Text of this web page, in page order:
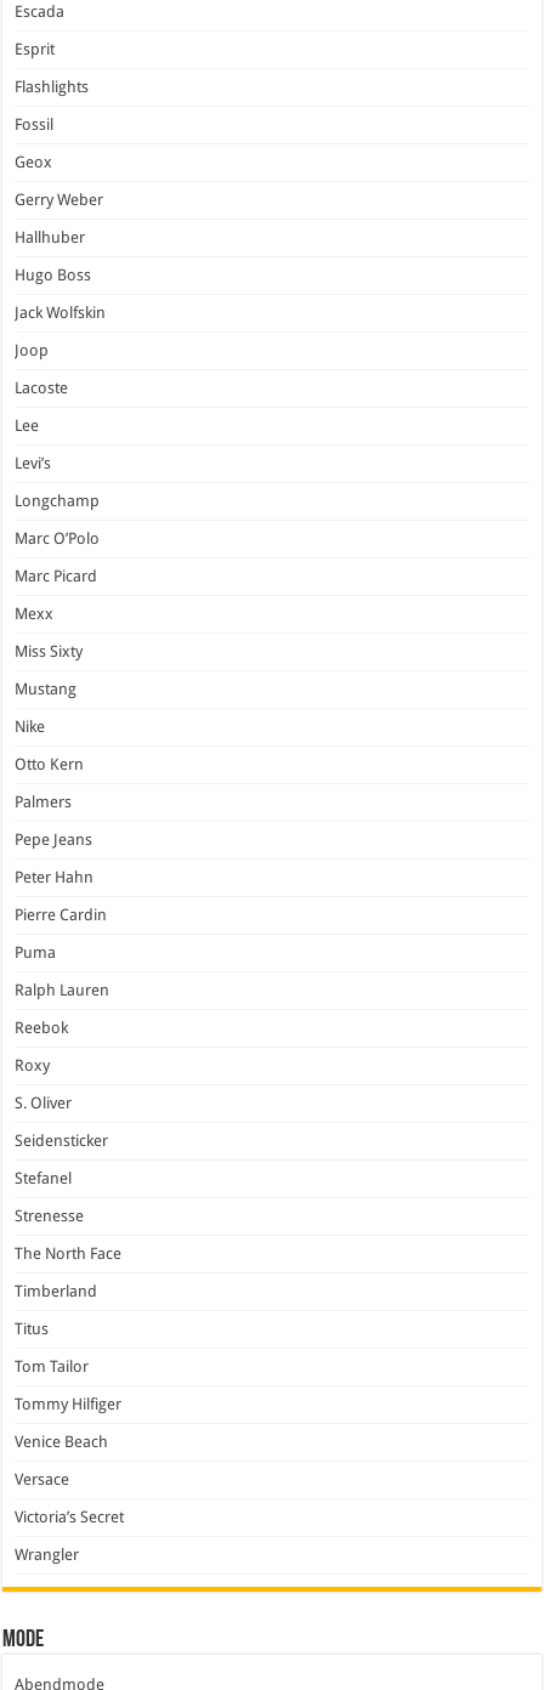
Escada
Esprit
Flashlights
Fossil
Geox
Gerry Weber
Hallhuber
Hugo Boss
Jack Wolfskin
Joop
Lacoste
Lee
Levi’s
Longchamp
Marc O’Polo
Marc Picard
Mexx
Miss Sixty
Mustang
Nike
Otto Kern
Palmers
Pepe Jeans
Peter Hahn
Pierre Cardin
Puma
Ralph Lauren
Reebok
Roxy
S. Oliver
Seidensticker
Stefanel
Strenesse
The North Face
Timberland
Titus
Tom Tailor
Tommy Hilfiger
Venice Beach
Versace
Victoria’s Secret
Wrangler
Mode
Abendmode